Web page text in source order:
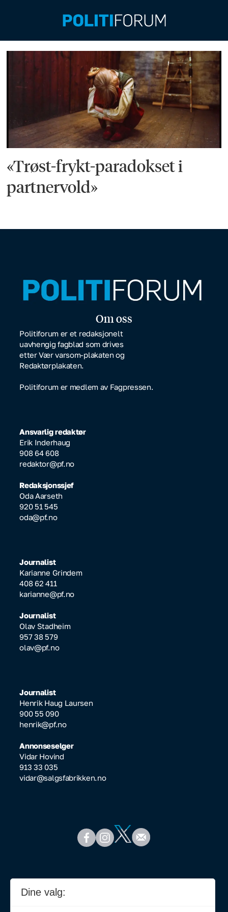
Emne:
traumebinding
«Trøst-frykt-paradokset i
partnervold»
Om oss
Politiforum er et redaksjonelt
uavhengig fagblad som drives
etter Vær varsom-plakaten og
Redaktørplakaten.
Politiforum er medlem av Fagpressen.
Ansvarlig redaktør
Erik Inderhaug
908 64 608
redaktor@pf.no
Redaksjonssjef
Oda Aarseth
920 51 545
oda@pf.no
Journalist
Karianne Grindem
408 62 411
karianne@pf.no
Journalist
Olav Stadheim
957 38 579
olav@pf.no
Journalist
Henrik Haug Laursen
900 55 090
henrik@pf.no
Annonseselger
Vidar Hovind
913 33 035
vidar@salgsfabrikken.no
Dine valg: